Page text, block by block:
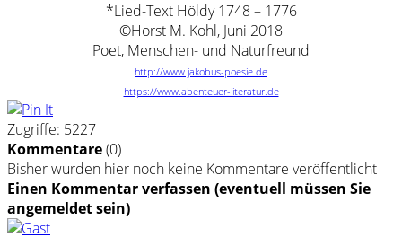
*Lied-Text Höldy 1748 – 1776
©Horst M. Kohl, Juni 2018
Poet, Menschen- und Naturfreund
http://www.jakobus-poesie.de
https://www.abenteuer-literatur.de
Zugriffe: 5227
Kommentare(0)
Bisher wurden hier noch keine Kommentare veröffentlicht
Einen Kommentar verfassen (eventuell müssen Sie
angemeldet sein)